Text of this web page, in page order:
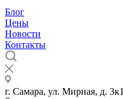
Блог
Цены
Новости
Контакты
г. Самара, ул. Мирная, д. 3к1